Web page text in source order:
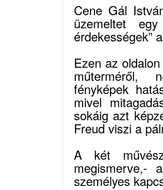
Cene Gál
üzemeltet
érdekességek”
Ezen az
műterméről,
fényképek
mivel
sokáig azt
Freud viszi a
A két
megismerve,-
személyes